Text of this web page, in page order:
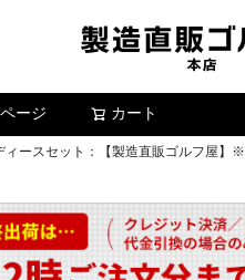
ージ カート
ィースセット：【製造直販ゴルフ屋】※